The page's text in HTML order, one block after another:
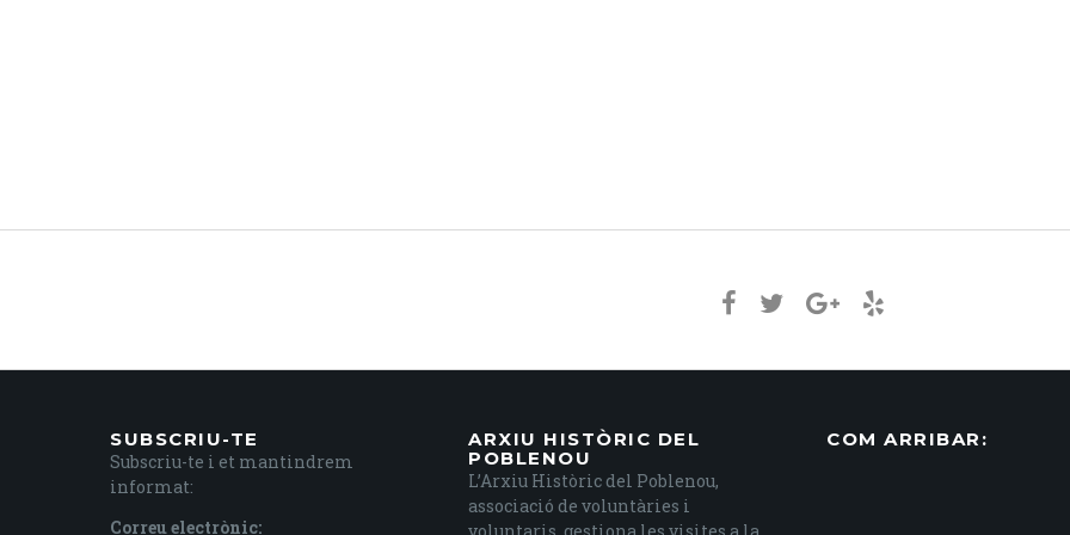
SUBSCRIU-TE
Subscriu-te i et mantindrem
informat:
Correu electrònic:
ARXIU HISTÒRIC DEL
POBLENOU
L’Arxiu Històric del Poblenou,
associació de voluntàries i
COM ARRIBAR: